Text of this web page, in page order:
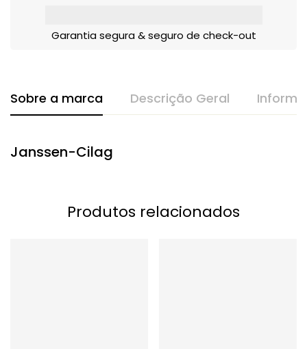
Garantia segura & seguro de check-out
Sobre a marca Descrição Geral
Janssen-Cilag
Produtos relacionados